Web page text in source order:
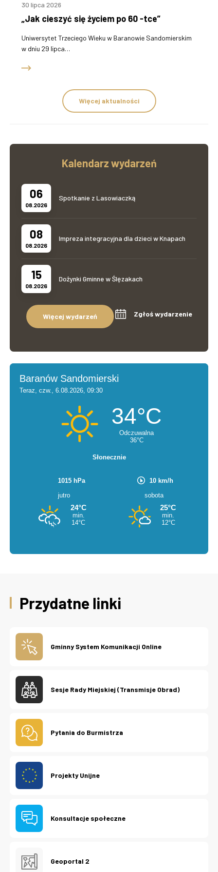
30 lipca 2026
„Jak cieszyć się życiem po 60 -tce”
Uniwersytet Trzeciego Wieku w Baranowie Sandomierskim
w dniu 29 lipca…
Więcej aktualności
Kalendarz wydarzeń
06
08.2026
Spotkanie z Lasowiaczką
08
08.2026
Impreza integracyjna dla dzieci w Knapach
15
08.2026
Dożynki Gminne w Ślęzakach
Więcej wydarzeń Zgłoś wydarzenie
Przydatne linki
Gminny System Komunikacji Online
Sesje Rady Miejskiej (Transmisje Obrad)
Pytania do Burmistrza
Projekty Unijne
Konsultacje społeczne
Geoportal 2